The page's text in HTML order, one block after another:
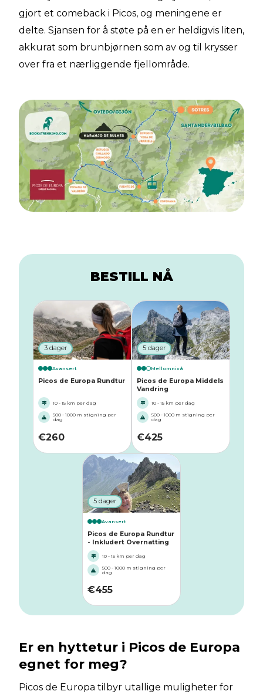
gjort et comeback i Picos, og meningene er
delte. Sjansen for å støte på en er heldigvis liten,
akkurat som brunbjørnen som av og til krysser
over fra et nærliggende fjellområde.
BESTILL NÅ
3 dager
Avansert
Picos de Europa Rundtur
10 - 15 km per dag
500 - 1000 m stigning per
dag
€260
5 dager
Mellomnivå
Picos de Europa Middels
Vandring
10 - 15 km per dag
500 - 1000 m stigning per
dag
€425
5 dager
Avansert
Picos de Europa Rundtur
- Inkludert Overnatting
10 - 15 km per dag
500 - 1000 m stigning per
dag
€455
Er en hyttetur i Picos de Europa
egnet for meg?
Picos de Europa tilbyr utallige muligheter for